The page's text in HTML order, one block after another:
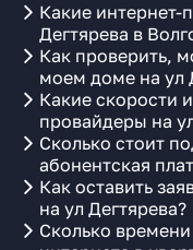
Какие интернет-
Дегтярева в
Как проверить,
моем доме на ул
Какие скорости
провайдеры на
Сколько стоит
абонентская
Как оставить
на ул Дегтярева?
Сколько